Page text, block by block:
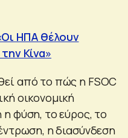
ΗΠΑ θέλουν
Κίνα»
από το πώς η FSOC
οικονομική
η φύση, το εύρος, το
η διασύνδεση